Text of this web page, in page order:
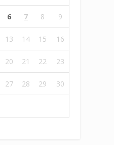
6 7 8 9
13 14 15 16
20 21 22 23
27 28 29 30